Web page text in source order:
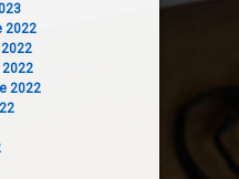
2022
2022